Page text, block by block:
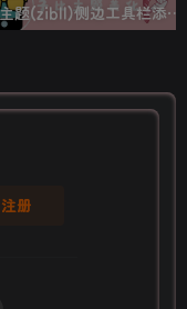
子比主题(zibll)侧边工具栏添加人生倒计时美化
注册